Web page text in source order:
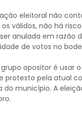
eleitoral não
válidos, não há
anulada em razão
de votos no
opositor é usar
protesto pela atual
do município. A